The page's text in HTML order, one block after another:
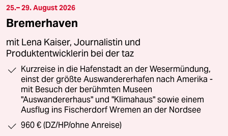
25.– 29. August 2026
Bremerhaven
mit Lena Kaiser, Journalistin und
Produktentwicklerin bei der taz
Kurzreise in die Hafenstadt an der Wesermündung,
einst der größte Auswandererhafen nach Amerika -
mit Besuch der berühmten Museen
"Auswandererhaus" und "Klimahaus" sowie einem
Ausflug ins Fischerdorf Wremen an der Nordsee
960 € (DZ/HP/ohne Anreise)